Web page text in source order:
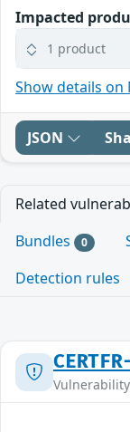
Impacted
1 product
Show details on
JSON
Related
Bundles 0
Detection rules